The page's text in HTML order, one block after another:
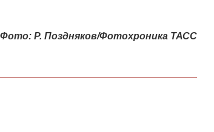
Фото: Р. Поздняков/Фотохроника ТАСС